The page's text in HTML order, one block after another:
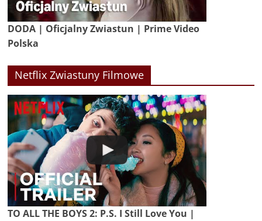
DODA | Oficjalny Zwiastun | Prime Video
Polska
Netflix Zwiastuny Filmowe
TO ALL THE BOYS 2: P.S. I Still Love You |